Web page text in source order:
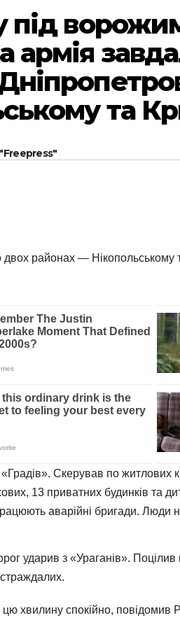
під
армія
та
двох районах — Нікопольському
Скерував по житлових
13 приватних будинків та
аварійні бригади. Люди
ударив з «Ураганів».
хвилину спокійно, повідомив